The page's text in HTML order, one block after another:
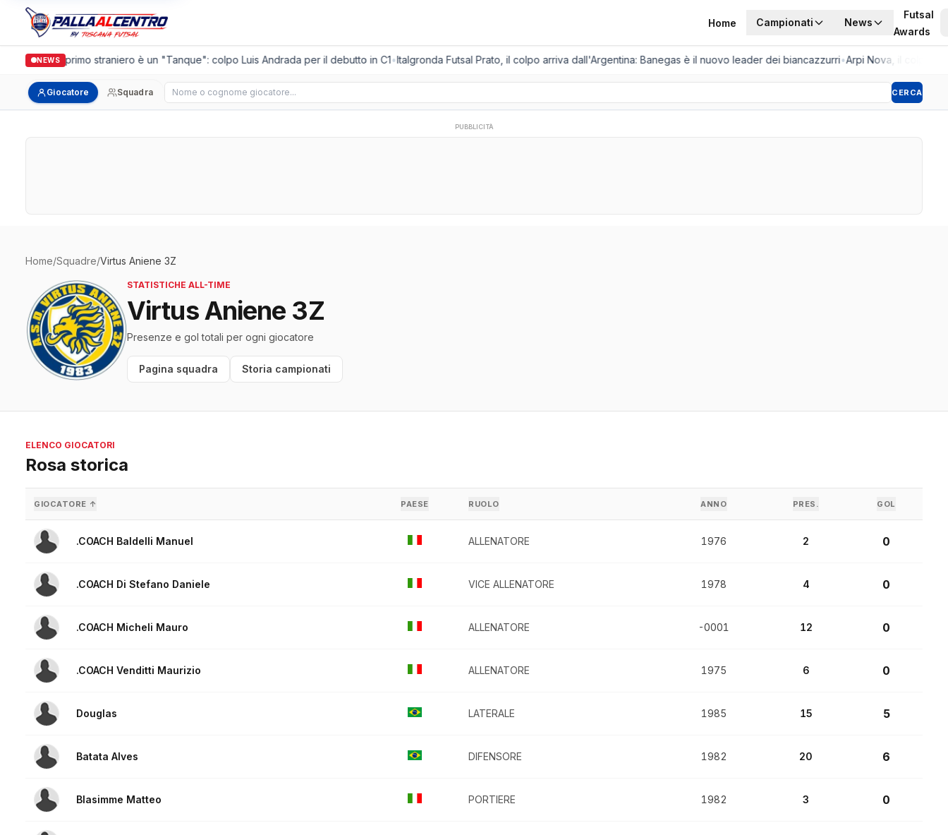
Home Campionati News
Futsal
Awards
NEWSil primo straniero è un "Tanque": colpo Luis Andrada per il debutto in C1•Italgronda Futsal Prato, il colpo arriva dall'Argentina: Banegas è il nuovo leader dei biancazzurri•Arpi Nova, il colpo
Giocatore Squadra Cerca giocatore CERCA
PUBBLICITÀ
Home/Squadre/Virtus Aniene 3Z
STATISTICHE ALL-TIME
Virtus Aniene 3Z
Presenze e gol totali per ogni giocatore
Pagina squadra Storia campionati
ELENCO GIOCATORI
Rosa storica
GIOCATORE ↑ PAESE RUOLO ANNO PRES. GOL
.COACH Baldelli Manuel ALLENATORE 1976 2 0
.COACH Di Stefano Daniele VICE ALLENATORE 1978 4 0
.COACH Micheli Mauro ALLENATORE -0001 12 0
.COACH Venditti Maurizio ALLENATORE 1975 6 0
Douglas LATERALE 1985 15 5
Batata Alves DIFENSORE 1982 20 6
Blasimme Matteo PORTIERE 1982 3 0